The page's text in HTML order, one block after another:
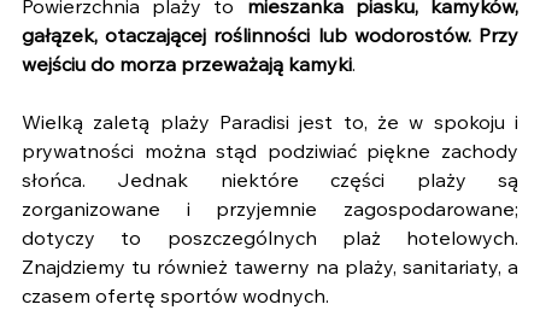
Powierzchnia plaży to mieszanka piasku, kamyków,
gałązek, otaczającej roślinności lub wodorostów. Przy
wejściu do morza przeważają kamyki.
Wielką zaletą plaży Paradisi jest to, że w spokoju i
prywatności można stąd podziwiać piękne zachody
słońca. Jednak niektóre części plaży są
zorganizowane i przyjemnie zagospodarowane;
dotyczy to poszczególnych plaż hotelowych.
Znajdziemy tu również tawerny na plaży, sanitariaty, a
czasem ofertę sportów wodnych.